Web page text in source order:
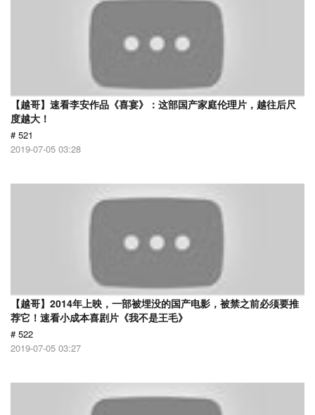
【越哥】速看李安作品《喜宴》：这部国产家庭伦理片，越往后尺
度越大！
# 521
2019-07-05 03:28
【越哥】2014年上映，一部被埋没的国产电影，被禁之前必须要推
荐它！速看小成本喜剧片《我不是王毛》
# 522
2019-07-05 03:27